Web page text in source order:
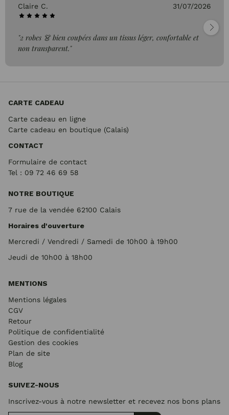
Claire C. 31/07/2026
"2 robes 👗 bien coupées dans un tissus léger, confortable et
non transparent."
CARTE CADEAU
Carte cadeau en ligne
Carte cadeau en boutique (Calais)
CONTACT
Formulaire de contact
Tel : 09 72 46 69 58
NOTRE BOUTIQUE
7 rue de la vendée 62100 Calais
Horaires d'ouverture
Mercredi / Vendredi / Samedi de 10h00 à 19h00
Jeudi de 10h00 à 18h00
MENTIONS
Mentions légales
CGV
Retour
Politique de confidentialité
Gestion des cookies
Plan de site
Blog
SUIVEZ-NOUS
Inscrivez-vous à notre newsletter et recevez nos bons plans